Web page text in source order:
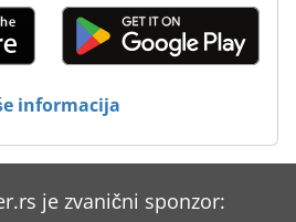
informacija
je zvanični sponzor: